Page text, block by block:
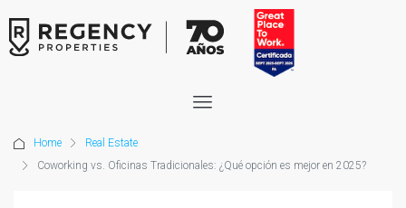
Home
Real Estate
Coworking vs. Oficinas Tradicionales: ¿Qué opción es mejor en 2025?